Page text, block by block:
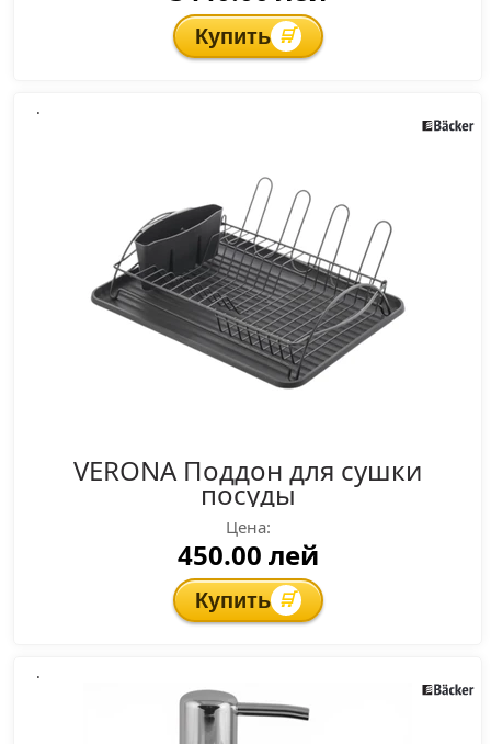
Купить 🛒
VERONA Поддон для сушки
посуды
Цена:
450.00 лей
Купить 🛒